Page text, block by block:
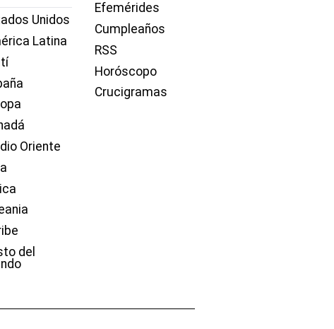
Unidos
Latina
Oriente
del
Efemérides
Cumpleaños
RSS
Horóscopo
Crucigramas